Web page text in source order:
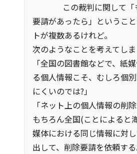
この裁判に関して
要請があったら」というこ
トが複数あるけれど。
次のようなことを考えてしま
「全国の図書館などで、紙
る個人情報こそ、むしろ個
にくいのでは?」
「ネット上の個人情報の削
もちろん全国(ことによると
媒体における同じ情報に対
出して、削除要請を依頼する